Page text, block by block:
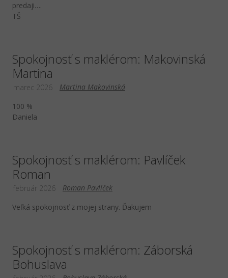
predaji….
TŠ
Spokojnosť s maklérom: Makovinská
Martina
Martina Makovinská
marec 2026
100 %
Daniela
Spokojnosť s maklérom: Pavlíček
Roman
Roman Pavlíček
február 2026
Veľká spokojnosť z mojej strany. Ďakujem
Spokojnosť s maklérom: Záborská
Bohuslava